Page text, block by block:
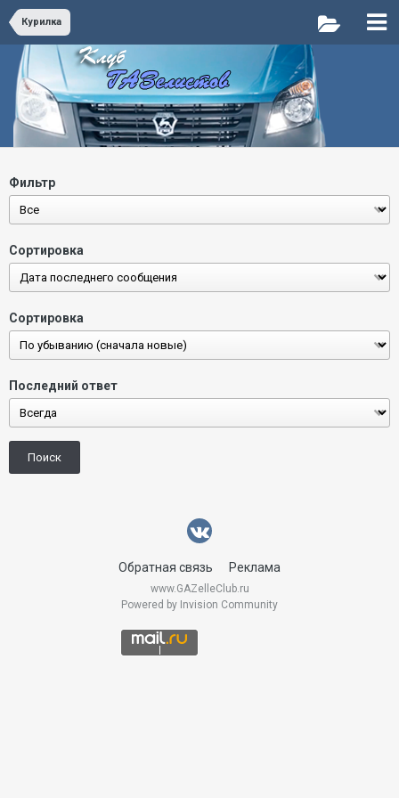
Курилка
Фильтр
Сортировка
Сортировка
Последний ответ
Поиск
Обратная связь Реклама
www.GAZelleClub.ru
Powered by Invision Community